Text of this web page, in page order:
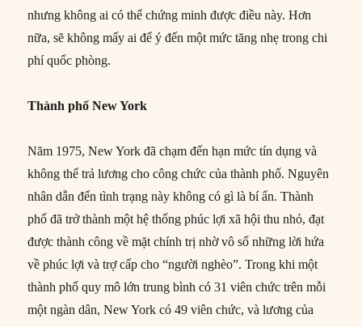
nhưng không ai có thể chứng minh được điều này. Hơn
nữa, sẽ không mấy ai để ý đến một mức tăng nhẹ trong chi
phí quốc phòng.
Thành phố New York
Năm 1975, New York đã chạm đến hạn mức tín dụng và
không thể trả lương cho công chức của thành phố. Nguyên
nhân dẫn đến tình trạng này không có gì là bí ẩn. Thành
phố đã trở thành một hệ thống phúc lợi xã hội thu nhỏ, đạt
được thành công về mặt chính trị nhờ vô số những lời hứa
về phúc lợi và trợ cấp cho “người nghèo”. Trong khi một
thành phố quy mô lớn trung bình có 31 viên chức trên mỗi
một ngàn dân, New York có 49 viên chức, và lương của